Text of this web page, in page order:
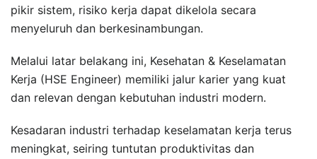
pikir sistem, risiko kerja dapat dikelola secara
menyeluruh dan berkesinambungan.
Melalui latar belakang ini, Kesehatan & Keselamatan
Kerja (HSE Engineer) memiliki jalur karier yang kuat
dan relevan dengan kebutuhan industri modern.
Kesadaran industri terhadap keselamatan kerja terus
meningkat, seiring tuntutan produktivitas dan